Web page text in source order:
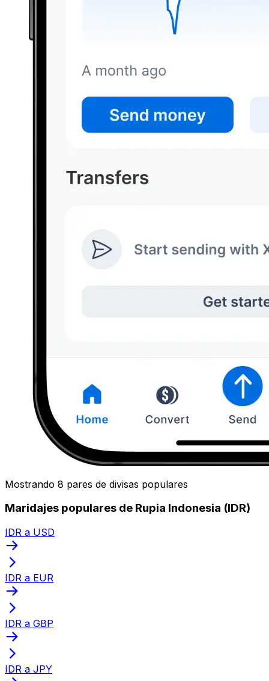
Mostrando 8 pares de divisas populares
Maridajes populares de Rupia Indonesia (IDR)
IDR a USD
IDR a EUR
IDR a GBP
IDR a JPY